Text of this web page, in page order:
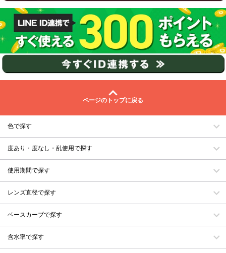
ページのトップに戻る
色で探す
度あり・度なし・乱使用で探す
使用期間で探す
レンズ直径で探す
ベースカーブで探す
含水率で探す